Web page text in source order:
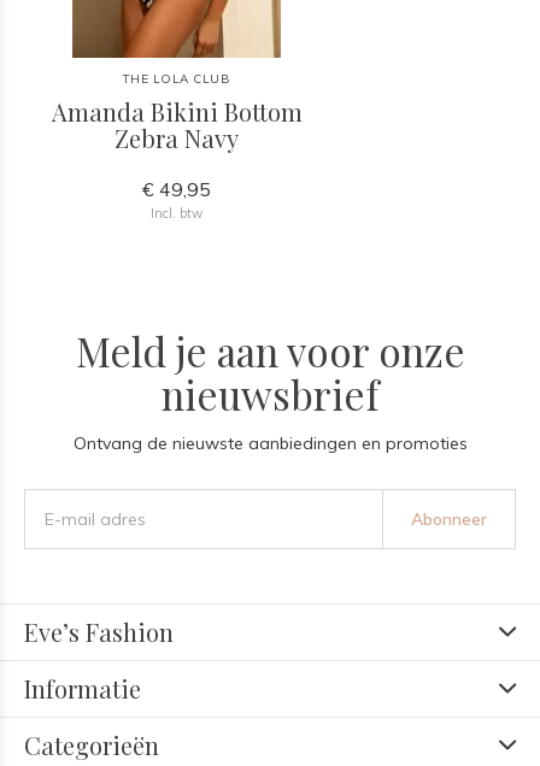
THE LOLA CLUB
Amanda Bikini Bottom
Zebra Navy
€ 49,95
Incl. btw
Meld je aan voor onze
nieuwsbrief
Ontvang de nieuwste aanbiedingen en promoties
Abonneer
Eve’s Fashion
Informatie
Categorieën